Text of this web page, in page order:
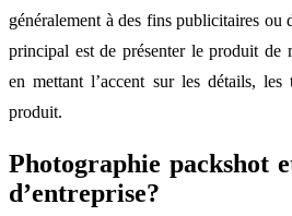
généralement à des fins publicitaires ou
principal est de présenter le produit de
en mettant l’accent sur les détails,
produit.
Photographie packshot
d’entreprise?